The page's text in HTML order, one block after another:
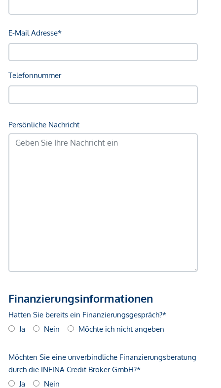
*Der Vertrag kommt nicht mit der INFINA Credit Broker
Immobilienunternehmen angeboten. Allfällige aus dem
Vertragsabschluss resultierende Rechte sind ausschließlich
gegenüber dem anbietenden Immobilienunternehmen
unverbindliche Vorabinformationen sind und daher ohne
Gewähr erfolgen. Der Vermittler ist als Doppelmakler tätig.